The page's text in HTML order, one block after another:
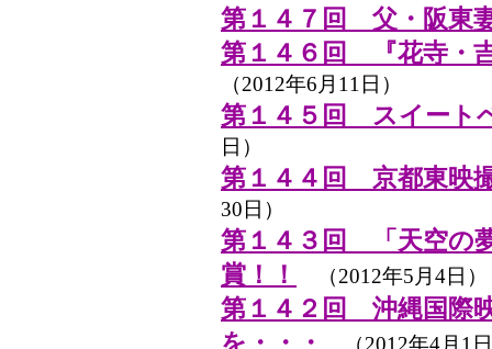
第１４７回 父・阪東
第１４６回 『花寺・
（2012年6月11日）
第１４５回 スイート
日）
第１４４回 京都東映
30日）
第１４３回 「天空の
賞！！
（2012年5月4日）
第１４２回 沖縄国際
を・・・
（2012年4月1